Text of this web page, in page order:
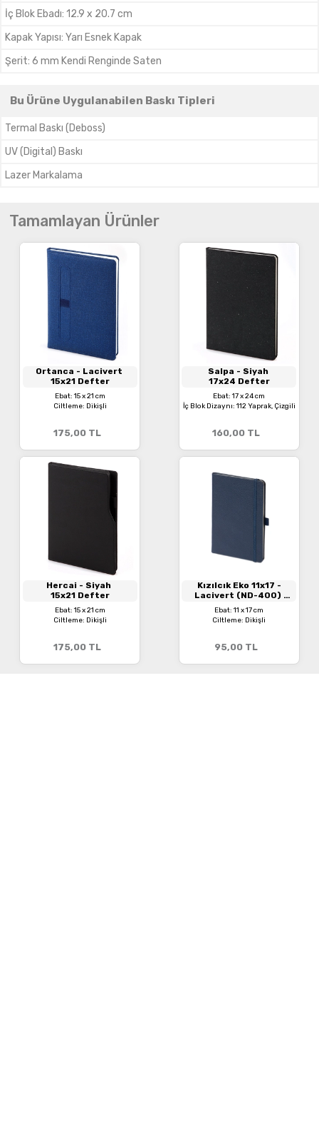
İç Blok Ebadı: 12.9 x 20.7 cm
Kapak Yapısı: Yarı Esnek Kapak
Şerit: 6 mm Kendi Renginde Saten
Bu Ürüne Uygulanabilen Baskı Tipleri
Termal Baskı (Deboss)
UV (Digital) Baskı
Lazer Markalama
Tamamlayan Ürünler
Ortanca - Lacivert
15x21 Defter
Ebat: 15 x 21 cm
Ciltleme: Dikişli
175,00 TL
Salpa - Siyah
17x24 Defter
Ebat: 17 x 24 cm
İç Blok Dizaynı: 112 Yaprak, Çizgili
160,00 TL
Hercai - Siyah
15x21 Defter
Ebat: 15 x 21 cm
Ciltleme: Dikişli
175,00 TL
Kızılcık Eko 11x17 -
Lacivert (ND-400)
Termo Deri, Lastikli
Defter
Ebat: 11 x 17 cm
Ciltleme: Dikişli
95,00 TL